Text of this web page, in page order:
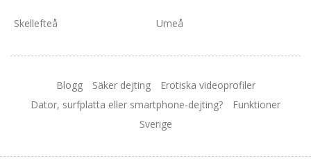
Skellefteå Umeå
Blogg Säker dejting
Erotiska videoprofiler
Dator, surfplatta eller smartphone-dejting?
Funktioner
Sverige